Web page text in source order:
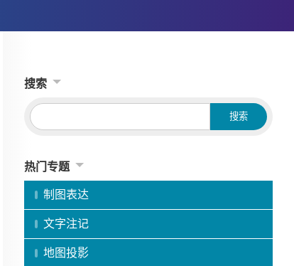
搜索
热门专题
制图表达
文字注记
地图投影